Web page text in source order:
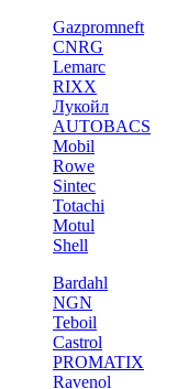
Gazpromneft
CNRG
Lemarc
RIXX
Лукойл
AUTOBACS
Mobil
Rowe
Sintec
Totachi
Motul
Shell
Bardahl
NGN
Teboil
Castrol
PROMATIX
Ravenol